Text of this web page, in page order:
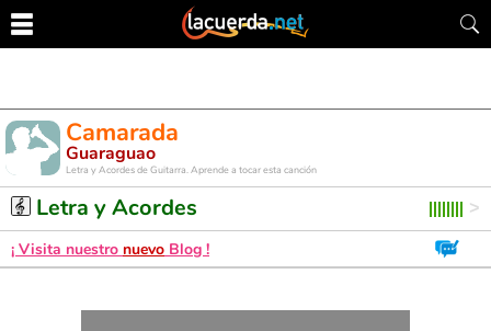
Camarada
Guaraguao
Letra y Acordes de Guitarra. Aprende a tocar esta canción
Letra y Acordes
¡ Visita nuestro nuevo Blog !